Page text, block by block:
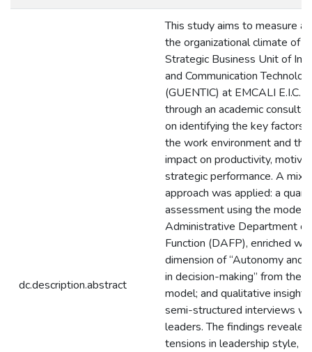
dc.description.abstract
This study aims to measure
the organizational climate of
Strategic Business Unit of
and Communication
(GUENTIC) at EMCALI E.I.C.E.
through an academic
on identifying the key factors
the work environment and
impact on productivity,
strategic performance. A
approach was applied: a
assessment using the model
Administrative Department of
Function (DAFP), enriched
dimension of “Autonomy and
in decision-making” from the
model; and qualitative
semi-structured interviews
leaders. The findings
tensions in leadership style,